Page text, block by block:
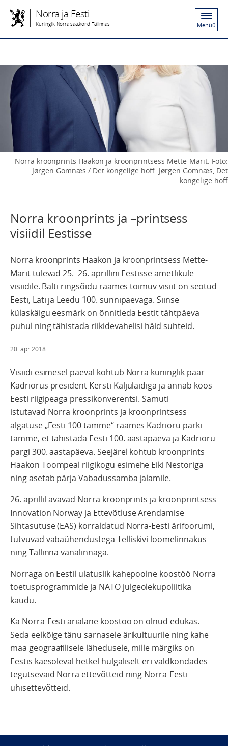
Norra ja Eesti
Kuninglik Norra saatkond Tallinnas Menüü
Norra kroonprints Haakon ja kroonprintsess Mette-Marit. Foto:
Jørgen Gomnæs / Det kongelige hoff. Jørgen Gomnæs, Det
kongelige hoff
Norra kroonprints ja –printsess
visiidil Eestisse
Norra kroonprints Haakon ja kroonprintsess Mette-
Marit tulevad 25.–26. aprillini Eestisse ametlikule
visiidile. Balti ringsõidu raames toimuv visiit on seotud
Eesti, Läti ja Leedu 100. sünnipäevaga. Siinse
külaskäigu eesmärk on õnnitleda Eestit tähtpäeva
puhul ning tähistada riikidevahelisi häid suhteid.
20. apr 2018
Visiidi esimesel päeval kohtub Norra kuninglik paar
Kadriorus president Kersti Kaljulaidiga ja annab koos
Eesti riigipeaga pressikonverentsi. Samuti
istutavad Norra kroonprints ja kroonprintsess
algatuse „Eesti 100 tamme“ raames Kadrioru parki
tamme, et tähistada Eesti 100. aastapäeva ja Kadrioru
pargi 300. aastapäeva. Seejärel kohtub kroonprints
Haakon Toompeal riigikogu esimehe Eiki Nestoriga
ning asetab pärja Vabadussamba jalamile.
26. aprillil avavad Norra kroonprints ja kroonprintsess
Innovation Norway ja Ettevõtluse Arendamise
Sihtasutuse (EAS) korraldatud Norra-Eesti ärifoorumi,
tutvuvad vabaühendustega Telliskivi loomelinnakus
ning Tallinna vanalinnaga.
Norraga on Eestil ulatuslik kahepoolne koostöö Norra
toetusprogrammide ja NATO julgeolekupoliitika
kaudu.
Ka Norra-Eesti ärialane koostöö on olnud edukas.
Seda eelkõige tänu sarnasele ärikultuurile ning kahe
maa geograafilisele lähedusele, mille märgiks on
Eestis käesoleval hetkel hulgaliselt eri valdkondades
tegutsevaid Norra ettevõtteid ning Norra-Eesti
ühisettevõtteid.